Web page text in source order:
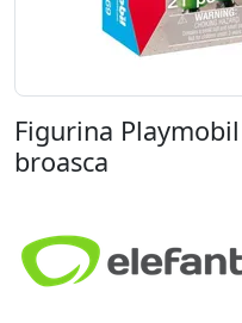
Figurina
broasca